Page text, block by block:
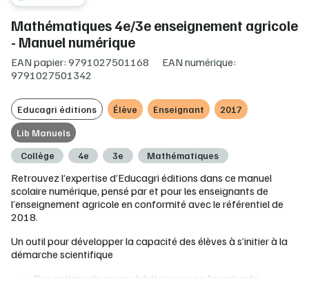
Mathématiques 4e/3e enseignement agricole
- Manuel numérique
EAN papier: 9791027501168
EAN numérique:
9791027501342
Educagri éditions Élève Enseignant
2017
Lib Manuels
Collège
4e 3e Mathématiques
Retrouvez l’expertise d’Educagri éditions dans ce manuel
scolaire numérique, pensé par et pour les enseignants de
l’enseignement agricole en conformité avec le référentiel de
2018.
Un outil pour développer la capacité des élèves à s’initier à la
démarche scientifique
Des notions de cours réduites pour en favoriser la